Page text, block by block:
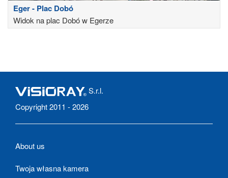
Eger - Plac Dobó
Widok na plac Dobó w Egerze
S.r.l.
Copyright 2011 - 2026
About us
Twoja własna kamera